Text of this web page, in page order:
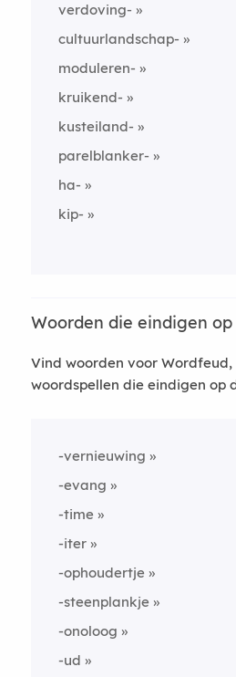
verdoving-
cultuurlandschap-
moduleren-
kruikend-
kusteiland-
parelblanker-
ha-
kip-
Woorden die eindigen op
Vind woorden voor
woordspellen die eindigen op
-vernieuwing
-evang
-time
-iter
-ophoudertje
-steenplankje
-onoloog
-ud